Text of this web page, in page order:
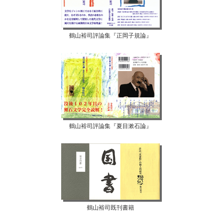
鶴山裕司評論集『正岡子規論』
鶴山裕司評論集『夏目漱石論』
鶴山裕司既刊書籍